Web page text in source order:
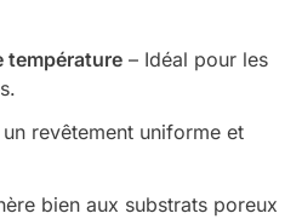
température – Idéal pour les
un revêtement uniforme et
bien aux substrats poreux